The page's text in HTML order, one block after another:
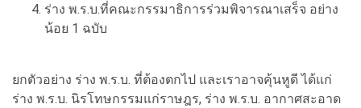
ร่าง พ.ร.บ.ที่คณะกรรมาธิการร่วมพิจารณาเสร็จ อย่าง
น้อย 1 ฉบับ
ยกตัวอย่าง ร่าง พ.ร.บ. ที่ต้องตกไป และเราอาจคุ้นหูดี ได้แก่
ร่าง พ.ร.บ. นิรโทษกรรมแก่ราษฎร, ร่าง พ.ร.บ. อากาศสะอาด